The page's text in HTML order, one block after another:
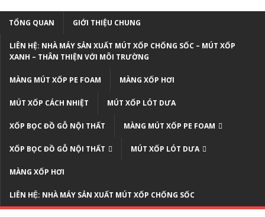
TỔNG QUAN GIỚI THIỆU CHUNG
LIÊN HỆ: NHÀ MÁY SẢN XUẤT MÚT XỐP CHỐNG SỐC – MÚT XỐP
XANH – THÂN THIỆN VỚI MÔI TRƯỜNG
MÀNG MÚT XỐP PE FOAM MÀNG XỐP HƠI
MÚT XỐP CÁCH NHIỆT MÚT XỐP LÓT DƯA
XỐP BỌC ĐỒ GỖ NỘI THẤT MÀNG MÚT XỐP PE FOAM
XỐP BỌC ĐỒ GỖ NỘI THẤT MÚT XỐP LÓT DƯA
MÀNG XỐP HƠI
LIÊN HỆ: NHÀ MÁY SẢN XUẤT MÚT XỐP CHỐNG SỐC